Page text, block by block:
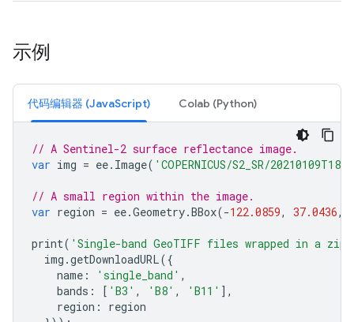
示例
代码编辑器 (JavaScript) Colab (Python)
// A Sentinel-2 surface reflectance image.
var img = ee. Image( 'COPERNICUS/S2_SR/
// A small region within the image.
var region = ee.Geometry.BBox(-122.0859, 37.0436,
print( 'Single-band GeoTIFF files wrapped in a
img .getDownloadURL({
name : 'single_band' ,
bands : [ 'B3' , 'B8' , 'B11' ],
region :
region